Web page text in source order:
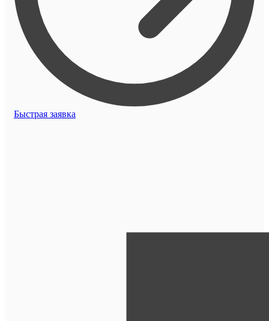
Быстрая заявка